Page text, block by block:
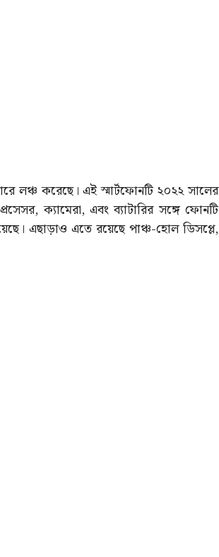
করেছে। এই স্মার্টফোনটি ২০২২ সালের
ক্যামেরা, এবং ব্যাটারির সঙ্গে ফোনটি
এছাড়াও এতে রয়েছে পাঞ্চ-হোল ডিসপ্লে,